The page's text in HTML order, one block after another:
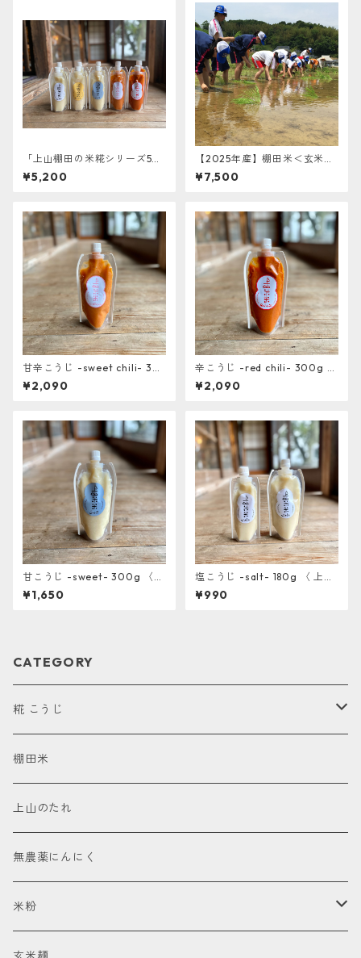
「上山棚田の米糀シリーズ5種
セット（送料無料）」
¥5,200
【2025年産】棚田米＜玄米＞
（5kg）※送料込み※
¥7,500
甘辛こうじ -sweet chili- 30
0g 〈 上山棚田の米糀使用〉
¥2,090
辛こうじ -red chili- 300g 〈
上山棚田の米糀使用〉
¥2,090
甘こうじ -sweet- 300g 〈
上山棚田の米糀使用〉
¥1,650
塩こうじ -salt- 180g 〈 上山
棚田の米糀使用〉
¥990
CATEGORY
糀 こうじ
甘酒
塩こうじ
醤油こうじ
辛こうじ
甘辛こうじ
棚田米
上山のたれ
無農薬にんにく
米粉
お米の香りと食感を味わうスコーンのための米粉